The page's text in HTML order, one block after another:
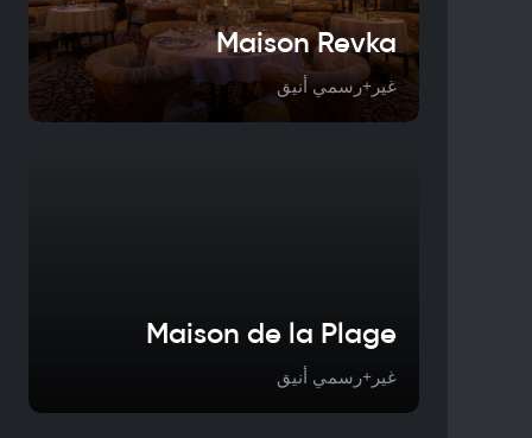
Maison Revka
غير+رسمي أنيق
Maison de la Plage
غير+رسمي أنيق